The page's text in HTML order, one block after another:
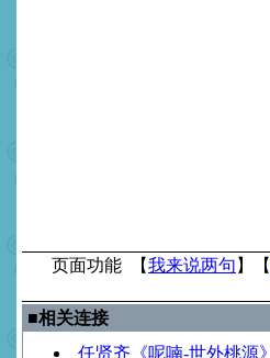
页面功能 【我来说两句 】【
■相关连接
任贤齐《呢喃-世外桃源》